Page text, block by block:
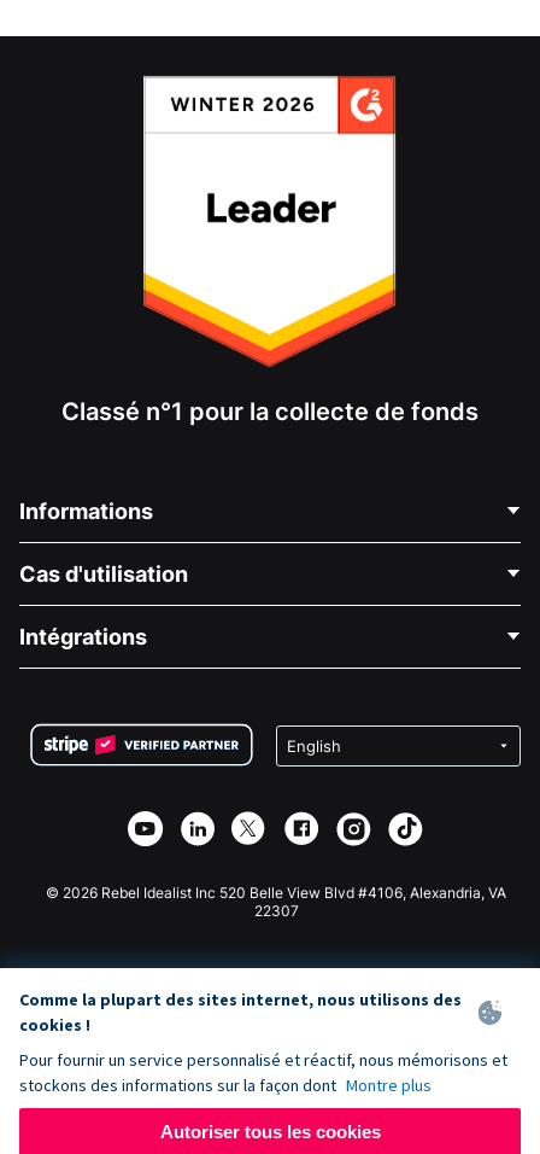
Classé n°1 pour la collecte de fonds
Informations
À propos de nous
Carrières
Confidentialité
Partenariat d'affiliation
Bibliothèque
Cas d'utilisation
Collecte de fonds médicale
Collecte de fonds caritative
Intégrations
Plugin de don Wix
Application de don Webflow
Don Joomla
© 2026 Rebel Idealist Inc 520 Belle View Blvd #4106, Alexandria, VA
22307
Comme la plupart des sites internet, nous utilisons des
cookies !
Pour fournir un service personnalisé et réactif, nous mémorisons et
stockons des informations sur la façon dont Montre plus
Autoriser tous les cookies